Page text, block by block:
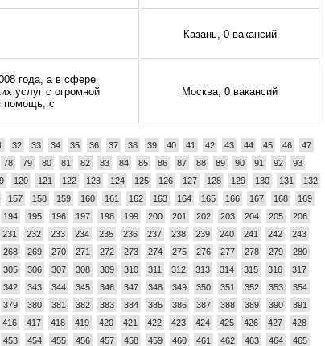
Казань, 0 вакансий
года, а в сфере
услуг с огромной
помощь, с
Москва, 0 вакансий
32 33 34 35 36 37 38 39 40 41 42 43 44 45 46
47
78 79 80 81 82 83 84 85 86 87 88 89 90 91 92
93
120 121 122 123 124 125 126 127 128 129 130 131
132
157 158 159 160 161 162 163 164 165 166 167 168
169
194 195 196 197 198 199 200 201 202 203 204 205
206
231 232 233 234 235 236 237 238 239 240 241 242
243
268 269 270 271 272 273 274 275 276 277 278 279
280
305 306 307 308 309 310 311 312 313 314 315 316
317
342 343 344 345 346 347 348 349 350 351 352 353
354
379 380 381 382 383 384 385 386 387 388 389 390
391
416 417 418 419 420 421 422 423 424 425 426 427
428
453 454 455 456 457 458 459 460 461 462 463 464
465